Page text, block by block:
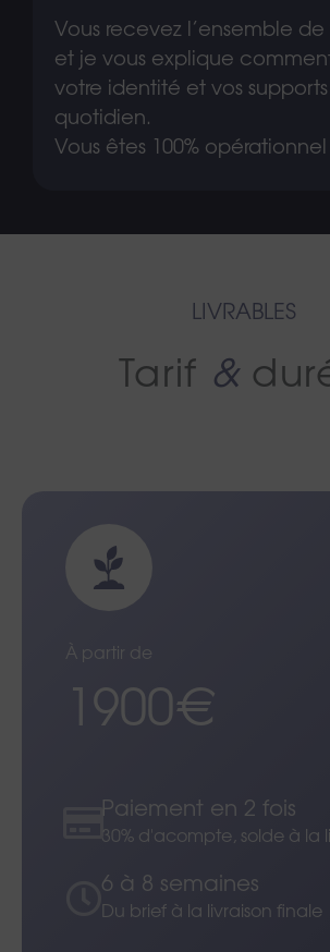
Vous recevez l’ensemble de
et je vous explique
votre identité et vos
quotidien.
Vous êtes 100% opérationnel
LIVRABLES
Tarif &
À partir de
1900€
Paiement en 2 fois
30% d'acompte, solde à la
6 à 8 semaines
Du brief à la livraison finale